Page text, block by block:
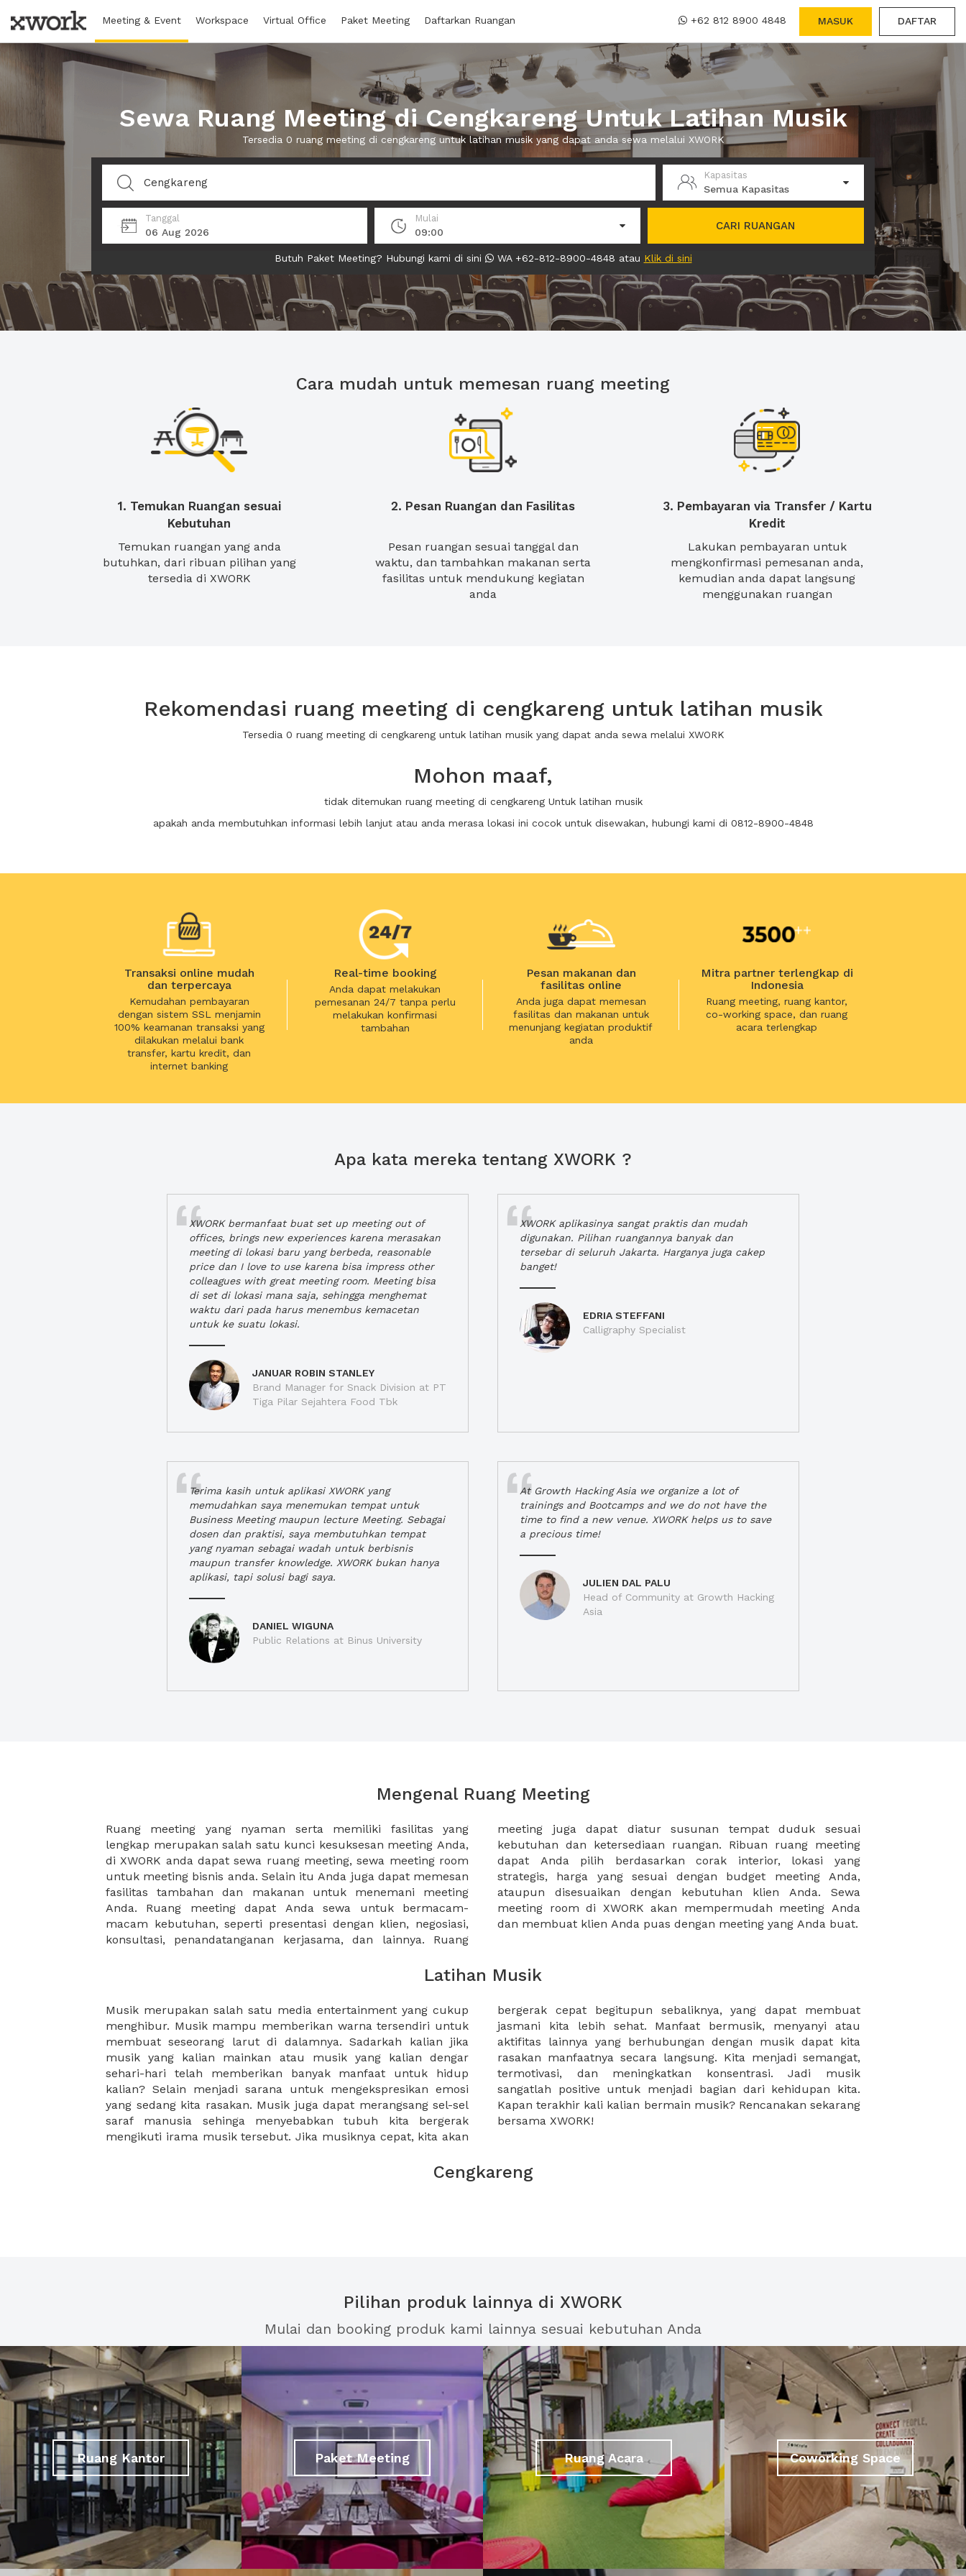
Meeting & Event Workspace Virtual Office Paket Meeting Daftarkan Ruangan +62 812 8900 4848 MASUK DAFTAR
Sewa Ruang Meeting di Cengkareng Untuk Latihan Musik
Tersedia 0 ruang meeting di cengkareng untuk latihan musik yang dapat anda sewa melalui XWORK
Kapasitas
Semua Kapasitas
Tanggal
06 Aug 2026
Mulai
09:00
CARI RUANGAN
Butuh Paket Meeting? Hubungi kami di sini WA +62-812-8900-4848 atau Klik di sini
Cara mudah untuk memesan ruang meeting
1. Temukan Ruangan sesuai
Kebutuhan
Temukan ruangan yang anda
butuhkan, dari ribuan pilihan yang
tersedia di XWORK
2. Pesan Ruangan dan Fasilitas
Pesan ruangan sesuai tanggal dan
waktu, dan tambahkan makanan serta
fasilitas untuk mendukung kegiatan
anda
3. Pembayaran via Transfer / Kartu
Kredit
Lakukan pembayaran untuk
mengkonfirmasi pemesanan anda,
kemudian anda dapat langsung
menggunakan ruangan
Rekomendasi ruang meeting di cengkareng untuk latihan musik
Tersedia 0 ruang meeting di cengkareng untuk latihan musik yang dapat anda sewa melalui XWORK
Mohon maaf,
tidak ditemukan ruang meeting di cengkareng Untuk latihan musik
apakah anda membutuhkan informasi lebih lanjut atau anda merasa lokasi ini cocok untuk disewakan, hubungi kami di 0812-8900-4848
Transaksi online mudah
dan terpercaya
Kemudahan pembayaran
dengan sistem SSL menjamin
100% keamanan transaksi yang
dilakukan melalui bank
transfer, kartu kredit, dan
internet banking
Real-time booking
Anda dapat melakukan
pemesanan 24/7 tanpa perlu
melakukan konfirmasi
tambahan
Pesan makanan dan
fasilitas online
Anda juga dapat memesan
fasilitas dan makanan untuk
menunjang kegiatan produktif
anda
Mitra partner terlengkap di
Indonesia
Ruang meeting, ruang kantor,
co-working space, dan ruang
acara terlengkap
Apa kata mereka tentang XWORK ?
XWORK bermanfaat buat set up meeting out of
offices, brings new experiences karena merasakan
meeting di lokasi baru yang berbeda, reasonable
price dan I love to use karena bisa impress other
colleagues with great meeting room. Meeting bisa
di set di lokasi mana saja, sehingga menghemat
waktu dari pada harus menembus kemacetan
untuk ke suatu lokasi.
JANUAR ROBIN STANLEY
Brand Manager for Snack Division at PT
Tiga Pilar Sejahtera Food Tbk
XWORK aplikasinya sangat praktis dan mudah
digunakan. Pilihan ruangannya banyak dan
tersebar di seluruh Jakarta. Harganya juga cakep
banget!
EDRIA STEFFANI
Calligraphy Specialist
Terima kasih untuk aplikasi XWORK yang
memudahkan saya menemukan tempat untuk
Business Meeting maupun lecture Meeting. Sebagai
dosen dan praktisi, saya membutuhkan tempat
yang nyaman sebagai wadah untuk berbisnis
maupun transfer knowledge. XWORK bukan hanya
aplikasi, tapi solusi bagi saya.
DANIEL WIGUNA
Public Relations at Binus University
At Growth Hacking Asia we organize a lot of
trainings and Bootcamps and we do not have the
time to find a new venue. XWORK helps us to save
a precious time!
JULIEN DAL PALU
Head of Community at Growth Hacking
Asia
Mengenal Ruang Meeting
Ruang meeting yang nyaman serta memiliki fasilitas yang
lengkap merupakan salah satu kunci kesuksesan meeting Anda,
di XWORK anda dapat sewa ruang meeting, sewa meeting room
untuk meeting bisnis anda. Selain itu Anda juga dapat memesan
fasilitas tambahan dan makanan untuk menemani meeting
Anda. Ruang meeting dapat Anda sewa untuk bermacam-
macam kebutuhan, seperti presentasi dengan klien, negosiasi,
konsultasi, penandatanganan kerjasama, dan lainnya. Ruang
meeting juga dapat diatur susunan tempat duduk sesuai
kebutuhan dan ketersediaan ruangan. Ribuan ruang meeting
dapat Anda pilih berdasarkan corak interior, lokasi yang
strategis, harga yang sesuai dengan budget meeting Anda,
ataupun disesuaikan dengan kebutuhan klien Anda. Sewa
meeting room di XWORK akan mempermudah meeting Anda
dan membuat klien Anda puas dengan meeting yang Anda buat.
Latihan Musik
Musik merupakan salah satu media entertainment yang cukup
menghibur. Musik mampu memberikan warna tersendiri untuk
membuat seseorang larut di dalamnya. Sadarkah kalian jika
musik yang kalian mainkan atau musik yang kalian dengar
sehari-hari telah memberikan banyak manfaat untuk hidup
kalian? Selain menjadi sarana untuk mengekspresikan emosi
yang sedang kita rasakan. Musik juga dapat merangsang sel-sel
saraf manusia sehinga menyebabkan tubuh kita bergerak
mengikuti irama musik tersebut. Jika musiknya cepat, kita akan
bergerak cepat begitupun sebaliknya, yang dapat membuat
jasmani kita lebih sehat. Manfaat bermusik, menyanyi atau
aktifitas lainnya yang berhubungan dengan musik dapat kita
rasakan manfaatnya secara langsung. Kita menjadi semangat,
termotivasi, dan meningkatkan konsentrasi. Jadi musik
sangatlah positive untuk menjadi bagian dari kehidupan kita.
Kapan terakhir kali kalian bermain musik? Rencanakan sekarang
bersama XWORK!
Cengkareng
Pilihan produk lainnya di XWORK
Mulai dan booking produk kami lainnya sesuai kebutuhan Anda
Ruang Kantor Paket Meeting Ruang Acara Coworking Space